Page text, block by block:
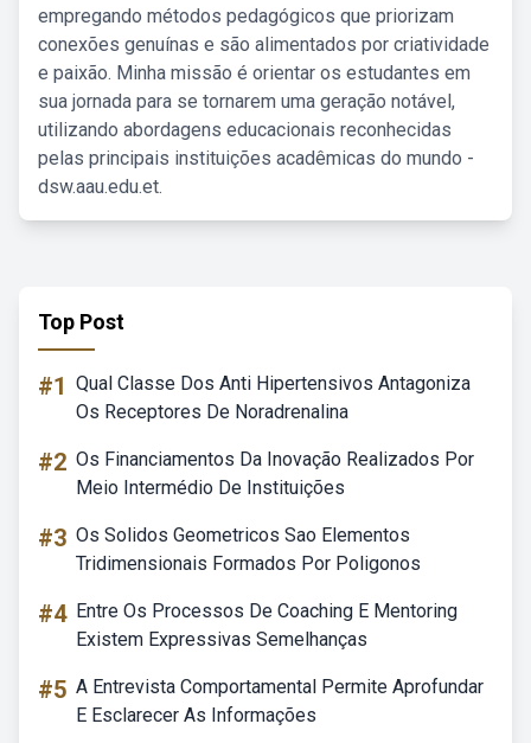
empregando métodos pedagógicos que priorizam
conexões genuínas e são alimentados por criatividade
e paixão. Minha missão é orientar os estudantes em
sua jornada para se tornarem uma geração notável,
utilizando abordagens educacionais reconhecidas
pelas principais instituições acadêmicas do mundo -
dsw.aau.edu.et.
Top Post
#1 Qual Classe Dos Anti Hipertensivos Antagoniza
Os Receptores De Noradrenalina
#2 Os Financiamentos Da Inovação Realizados Por
Meio Intermédio De Instituições
#3 Os Solidos Geometricos Sao Elementos
Tridimensionais Formados Por Poligonos
#4 Entre Os Processos De Coaching E Mentoring
Existem Expressivas Semelhanças
#5 A Entrevista Comportamental Permite Aprofundar
E Esclarecer As Informações